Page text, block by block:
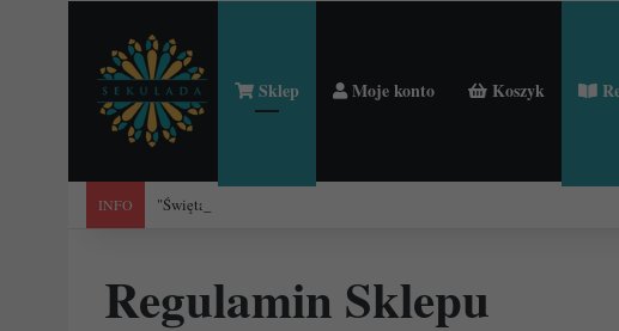
Sklep Moje konto Koszyk
INFO "Święta Francja". Przewodnik po 101 średniowiecznych kościołach
Regulamin Sklepu